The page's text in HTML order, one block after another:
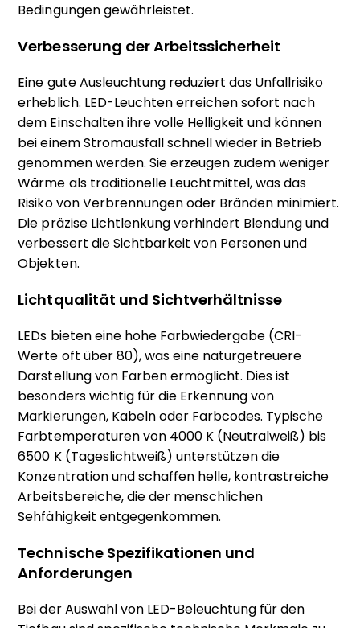
Bedingungen gewährleistet.
Verbesserung der Arbeitssicherheit
Eine gute Ausleuchtung reduziert das Unfallrisiko
erheblich. LED-Leuchten erreichen sofort nach
dem Einschalten ihre volle Helligkeit und können
bei einem Stromausfall schnell wieder in Betrieb
genommen werden. Sie erzeugen zudem weniger
Wärme als traditionelle Leuchtmittel, was das
Risiko von Verbrennungen oder Bränden minimiert.
Die präzise Lichtlenkung verhindert Blendung und
verbessert die Sichtbarkeit von Personen und
Objekten.
Lichtqualität und Sichtverhältnisse
LEDs bieten eine hohe Farbwiedergabe (CRI-
Werte oft über 80), was eine naturgetreuere
Darstellung von Farben ermöglicht. Dies ist
besonders wichtig für die Erkennung von
Markierungen, Kabeln oder Farbcodes. Typische
Farbtemperaturen von 4000 K (Neutralweiß) bis
6500 K (Tageslichtweiß) unterstützen die
Konzentration und schaffen helle, kontrastreiche
Arbeitsbereiche, die der menschlichen
Sehfähigkeit entgegenkommen.
Technische Spezifikationen und
Anforderungen
Bei der Auswahl von LED-Beleuchtung für den